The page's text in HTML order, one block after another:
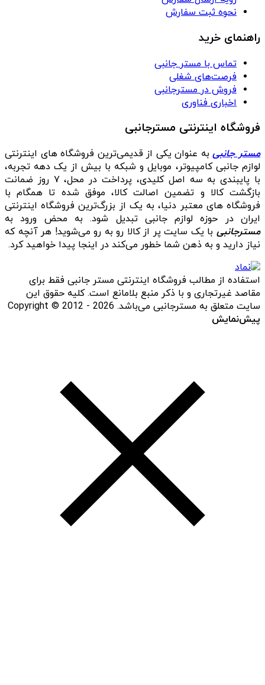
نحوه ثبت سفارش
راهنمای خرید
تماس با مستر جانبی
فرصت‌های شغلی
فروش در مسترجانبی
اخباری فناوری
فروشگاه اینترنتی مسترجانبی
مستر جانبیبه عنوان یکی از قدیمی‌ترین فروشگاه های اینترنتی
لوازم جانبی کامپیوتر، موبایل و شبکه با بیش از یک دهه تجربه،
با پایبندی به سه اصل کلیدی، پرداخت در محل، ۷ روز ضمانت
بازگشت کالا و تضمین اصالت کالا، موفق شده تا همگام با
فروشگاه‌ های معتبر دنیا، به یک از بزرگ‌ترین فروشگاه اینترنتی
ایران در حوزه لوازم جانبی تبدیل شود. به محض ورود به
مسترجانبی با یک سایت پر از کالا رو به رو می‌شوید! هر آنچه که
نیاز دارید و به ذهن شما خطور می‌کند در اینجا پیدا خواهید کرد.
استفاده از مطالب فروشگاه اینترنتی مستر جانبی فقط برای
مقاصد غیرتجاری و با ذکر منبع بلامانع است. کلیه حقوق این
سایت متعلق به مسترجانبی می‌باشد. Copyright © 2012 - 2026
پیش‌نمایش